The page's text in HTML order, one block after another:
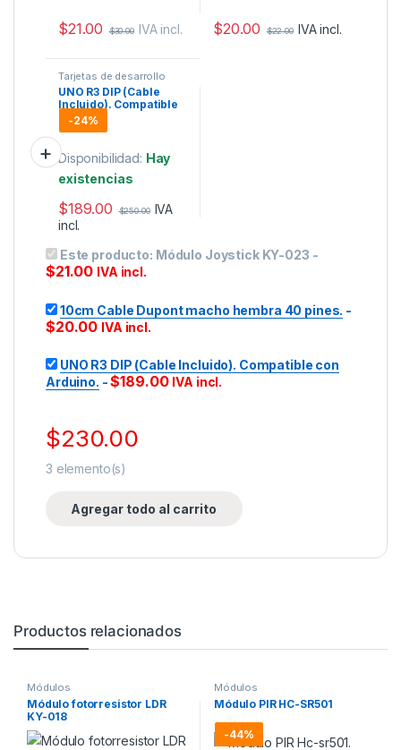
$21.00 $30.00 IVA incl. $20.00 $22.00 IVA incl.
Tarjetas de desarrollo
UNO R3 DIP (Cable
Incluido). Compatible
con Arduino.
-24%
Disponibilidad: Hay
existencias
$189.00 $250.00 IVA
incl.
Este producto: Módulo Joystick KY-023 -
$21.00 IVA incl.
10cm Cable Dupont macho hembra 40 pines. -
$20.00 IVA incl.
UNO R3 DIP (Cable Incluido). Compatible con
Arduino. -$189.00 IVA incl.
$230.00
3 elemento(s)
Agregar todo al carrito
Productos relacionados
Módulos
Módulo fotorresistor LDR
KY-018
Módulos
Módulo PIR HC-SR501
-44%